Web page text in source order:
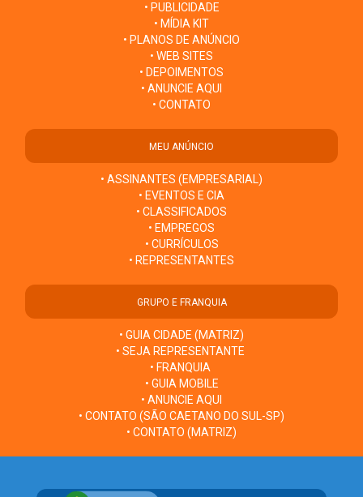
• PUBLICIDADE
• MÍDIA KIT
• PLANOS DE ANÚNCIO
• WEB SITES
• DEPOIMENTOS
• ANUNCIE AQUI
• CONTATO
MEU ANÚNCIO
• ASSINANTES (EMPRESARIAL)
• EVENTOS E CIA
• CLASSIFICADOS
• EMPREGOS
• CURRÍCULOS
• REPRESENTANTES
GRUPO E FRANQUIA
• GUIA CIDADE (MATRIZ)
• SEJA REPRESENTANTE
• FRANQUIA
• GUIA MOBILE
• ANUNCIE AQUI
• CONTATO (SÃO CAETANO DO SUL-SP)
• CONTATO (MATRIZ)